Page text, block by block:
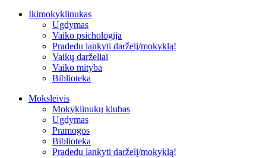
Ikimokyklinukas
Ugdymas
Vaiko psichologija
Pradedu lankyti darželį/mokyklą!
Vaikų darželiai
Vaiko mityba
Biblioteka
Moksleivis
Mokyklinukų klubas
Ugdymas
Pramogos
Biblioteka
Pradedu lankyti darželį/mokyklą!